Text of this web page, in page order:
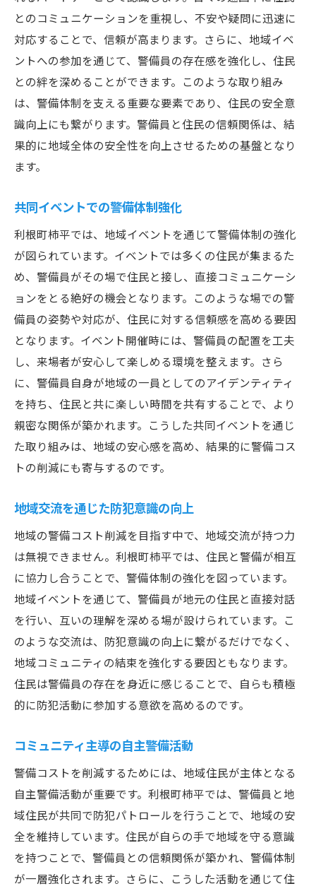
とのコミュニケーションを重視し、不安や疑問に迅速に
対応することで、信頼が高まります。さらに、地域イベ
ントへの参加を通じて、警備員の存在感を強化し、住民
との絆を深めることができます。このような取り組み
は、警備体制を支える重要な要素であり、住民の安全意
識向上にも繋がります。警備員と住民の信頼関係は、結
果的に地域全体の安全性を向上させるための基盤となり
ます。
共同イベントでの警備体制強化
利根町柿平では、地域イベントを通じて警備体制の強化
が図られています。イベントでは多くの住民が集まるた
め、警備員がその場で住民と接し、直接コミュニケーシ
ョンをとる絶好の機会となります。このような場での警
備員の姿勢や対応が、住民に対する信頼感を高める要因
となります。イベント開催時には、警備員の配置を工夫
し、来場者が安心して楽しめる環境を整えます。さら
に、警備員自身が地域の一員としてのアイデンティティ
を持ち、住民と共に楽しい時間を共有することで、より
親密な関係が築かれます。こうした共同イベントを通じ
た取り組みは、地域の安心感を高め、結果的に警備コス
トの削減にも寄与するのです。
地域交流を通じた防犯意識の向上
地域の警備コスト削減を目指す中で、地域交流が持つ力
は無視できません。利根町柿平では、住民と警備が相互
に協力し合うことで、警備体制の強化を図っています。
地域イベントを通じて、警備員が地元の住民と直接対話
を行い、互いの理解を深める場が設けられています。こ
のような交流は、防犯意識の向上に繋がるだけでなく、
地域コミュニティの結束を強化する要因ともなります。
住民は警備員の存在を身近に感じることで、自らも積極
的に防犯活動に参加する意欲を高めるのです。
コミュニティ主導の自主警備活動
警備コストを削減するためには、地域住民が主体となる
自主警備活動が重要です。利根町柿平では、警備員と地
域住民が共同で防犯パトロールを行うことで、地域の安
全を維持しています。住民が自らの手で地域を守る意識
を持つことで、警備員との信頼関係が築かれ、警備体制
が一層強化されます。さらに、こうした活動を通じて住